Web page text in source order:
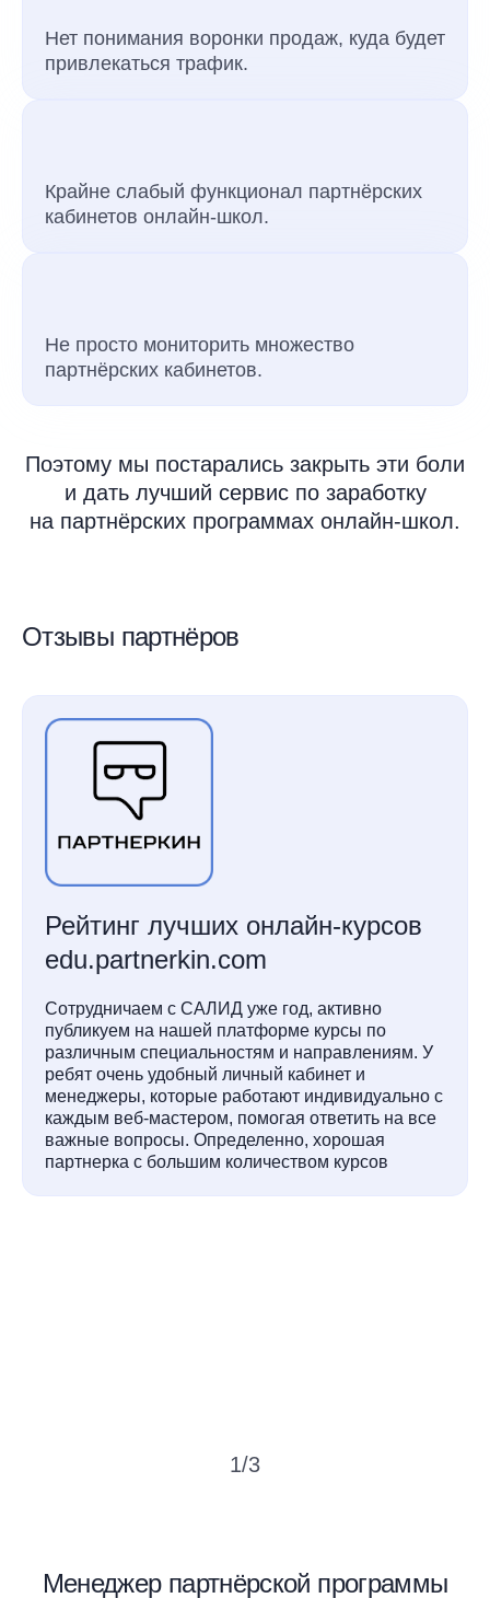
Нет понимания воронки продаж, куда будет
привлекаться трафик.
Крайне слабый функционал партнёрских
кабинетов онлайн-школ.
Не просто мониторить множество
партнёрских кабинетов.
Поэтому мы постарались закрыть эти боли
и дать лучший сервис по заработку
на партнёрских программах онлайн-школ.
Отзывы партнёров
Рейтинг лучших онлайн-курсов
edu.partnerkin.com
Сотрудничаем с САЛИД уже год, активно
публикуем на нашей платформе курсы по
различным специальностям и направлениям. У
ребят очень удобный личный кабинет и
менеджеры, которые работают индивидуально с
каждым веб-мастером, помогая ответить на все
важные вопросы. Определенно, хорошая
партнерка с большим количеством курсов
1/3
Менеджер партнёрской программы